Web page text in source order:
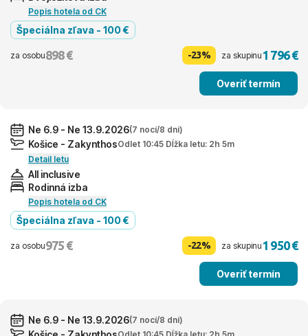
Popis hotela od CK
Špeciálna zľava - 100 €
za osobu898 € -23% za skupinu1 796 €
Overiť termín
Ne 6.9 - Ne 13.9.2026(7 nocí/8 dní)
Košice - ZakynthosOdlet 10:45 Dĺžka letu: 2h 5m
Detail letu
All inclusive
Rodinná izba
Popis hotela od CK
Špeciálna zľava - 100 €
za osobu975 € -22% za skupinu1 950 €
Overiť termín
Ne 6.9 - Ne 13.9.2026(7 nocí/8 dní)